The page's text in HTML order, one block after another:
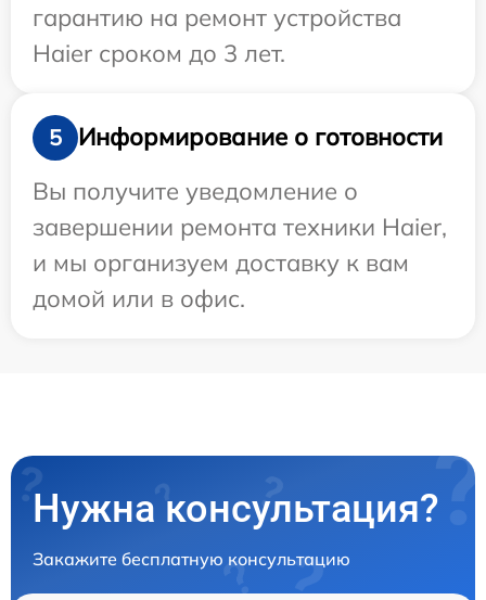
гарантию на ремонт устройства
Haier сроком до 3 лет.
5
Информирование о готовности
Вы получите уведомление о
завершении ремонта техники Haier,
и мы организуем доставку к вам
домой или в офис.
Нужна консультация?
Закажите бесплатную консультацию